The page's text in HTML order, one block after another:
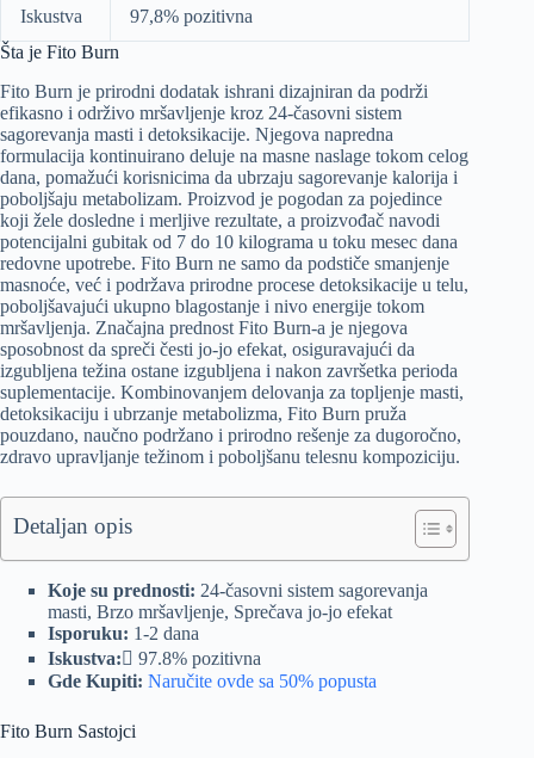
Iskustva
97,8% pozitivna
Šta je Fito Burn
Fito Burn je prirodni dodatak ishrani dizajniran da podrži
efikasno i održivo mršavljenje kroz 24-časovni sistem
sagorevanja masti i detoksikacije. Njegova napredna
formulacija kontinuirano deluje na masne naslage tokom celog
dana, pomažući korisnicima da ubrzaju sagorevanje kalorija i
poboljšaju metabolizam. Proizvod je pogodan za pojedince
koji žele dosledne i merljive rezultate, a proizvođač navodi
potencijalni gubitak od 7 do 10 kilograma u toku mesec dana
redovne upotrebe. Fito Burn ne samo da podstiče smanjenje
masnoće, već i podržava prirodne procese detoksikacije u telu,
poboljšavajući ukupno blagostanje i nivo energije tokom
mršavljenja. Značajna prednost Fito Burn-a je njegova
sposobnost da spreči česti jo-jo efekat, osiguravajući da
izgubljena težina ostane izgubljena i nakon završetka perioda
suplementacije. Kombinovanjem delovanja za topljenje masti,
detoksikaciju i ubrzanje metabolizma, Fito Burn pruža
pouzdano, naučno podržano i prirodno rešenje za dugoročno,
zdravo upravljanje težinom i poboljšanu telesnu kompoziciju.
Detaljan opis
Koje su prednosti: 24-časovni sistem sagorevanja
masti, Brzo mršavljenje, Sprečava jo-jo efekat
Isporuku: 1-2 dana
Iskustva:￿ 97.8% pozitivna
Gde Kupiti: Naručite ovde sa 50% popusta
Fito Burn Sastojci